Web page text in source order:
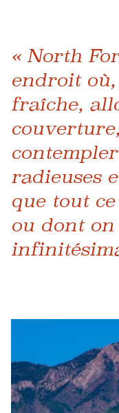
« North
endroit
fraîche,
radieuses
que tout
ou dont on